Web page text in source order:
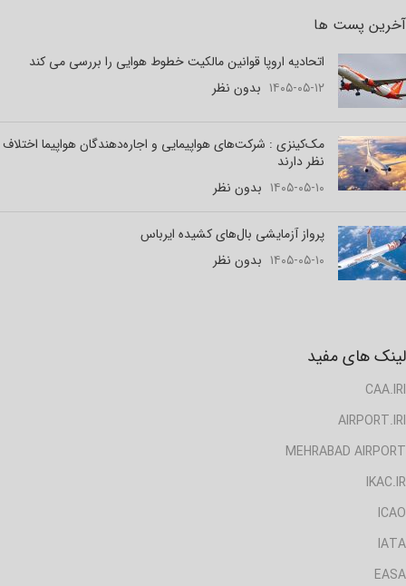
آخرین پست ها
اتحادیه اروپا قوانین مالکیت خطوط هوایی را بررسی می کند
۱۴۰۵-۰۵-۱۲ بدون نظر
مک‌کینزی : شرکت‌های هواپیمایی و اجاره‌دهندگان هواپیما اختلاف
نظر دارند
۱۴۰۵-۰۵-۱۰ بدون نظر
پرواز آزمایشی بال‌های کشیده ایرباس
۱۴۰۵-۰۵-۱۰ بدون نظر
لینک های مفید
CAA.IRI
AIRPORT.IRI
MEHRABAD AIRPORT
IKAC.IR
ICAO
IATA
EASA